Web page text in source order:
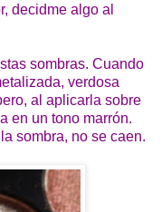
decidme algo al
sombras. Cuando
verdosa
al aplicarla sobre
en un tono marrón.
sombra, no se caen.